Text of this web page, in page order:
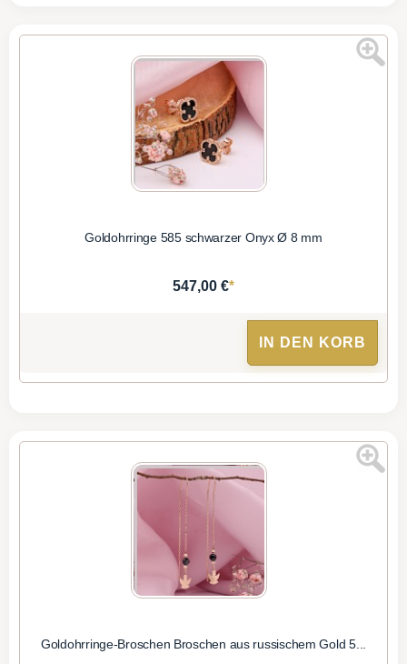
Goldohrringe 585 schwarzer Onyx Ø 8 mm
547,00 €*
IN DEN KORB
Goldohrringe-Broschen Broschen aus russischem Gold 5...